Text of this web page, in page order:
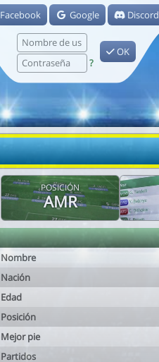
Facebook Google Discord
?
OK
POSICIÓN
AMR
Nombre
Nación
Edad
Posición
Mejor pie
Partidos